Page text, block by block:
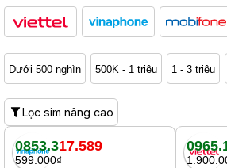
Dưới 500 nghìn 500K - 1 triệu 1 - 3 triệu
Lọc sim nâng cao
0853.317.589
599.000₫